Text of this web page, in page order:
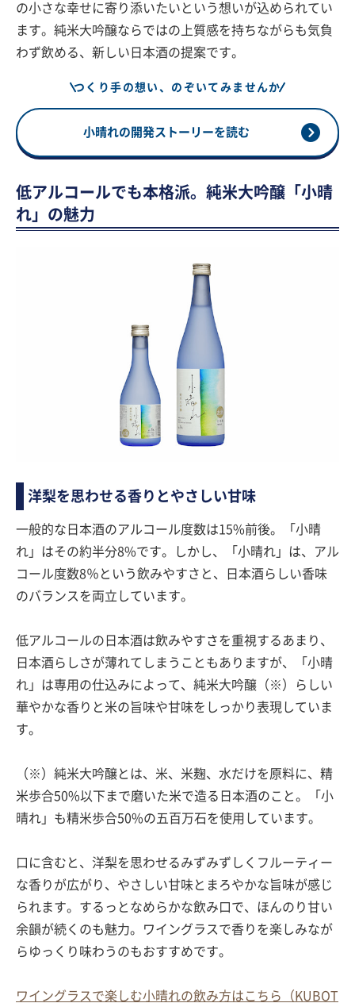
の小さな幸せに寄り添いたいという想いが込められてい
ます。純米大吟醸ならではの上質感を持ちながらも気負
わず飲める、新しい日本酒の提案です。
つくり手の想い、のぞいてみませんか
小晴れの開発ストーリーを読む
低アルコールでも本格派。純米大吟醸「小晴
れ」の魅力
洋梨を思わせる香りとやさしい甘味
一般的な日本酒のアルコール度数は15%前後。「小晴
れ」はその約半分8%です。しかし、「小晴れ」は、アル
コール度数8％という飲みやすさと、日本酒らしい香味
のバランスを両立しています。
低アルコールの日本酒は飲みやすさを重視するあまり、
日本酒らしさが薄れてしまうこともありますが、「小晴
れ」は専用の仕込みによって、純米大吟醸（※）らしい
華やかな香りと米の旨味や甘味をしっかり表現していま
す。
（※）純米大吟醸とは、米、米麹、水だけを原料に、精
米歩合50%以下まで磨いた米で造る日本酒のこと。「小
晴れ」も精米歩合50%の五百万石を使用しています。
口に含むと、洋梨を思わせるみずみずしくフルーティー
な香りが広がり、やさしい甘味とまろやかな旨味が感じ
られます。するっとなめらかな飲み口で、ほんのり甘い
余韻が続くのも魅力。ワイングラスで香りを楽しみなが
らゆっくり味わうのもおすすめです。
ワイングラスで楽しむ小晴れの飲み方はこちら（KUBOT